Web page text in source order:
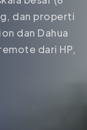
dan properti
dan Dahua
dari HP,